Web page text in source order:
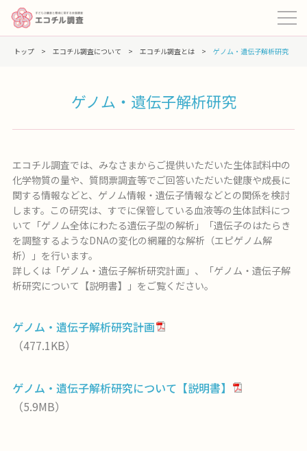
トップ > エコチル調査について > エコチル調査とは > ゲノム・遺伝子解析研究
ゲノム・遺伝子解析研究
エコチル調査では、みなさまからご提供いただいた生体試料中の
化学物質の量や、質問票調査等でご回答いただいた健康や成長に
関する情報などと、ゲノム情報・遺伝子情報などとの関係を検討
します。この研究は、すでに保管している血液等の生体試料につ
いて「ゲノム全体にわたる遺伝子型の解析」「遺伝子のはたらき
を調整するようなDNAの変化の網羅的な解析（エピゲノム解
析）」を行います。
詳しくは「ゲノム・遺伝子解析研究計画」、「ゲノム・遺伝子解
析研究について【説明書】」をご覧ください。
ゲノム・遺伝子解析研究計画
（477.1KB）
ゲノム・遺伝子解析研究について【説明書】
（5.9MB）